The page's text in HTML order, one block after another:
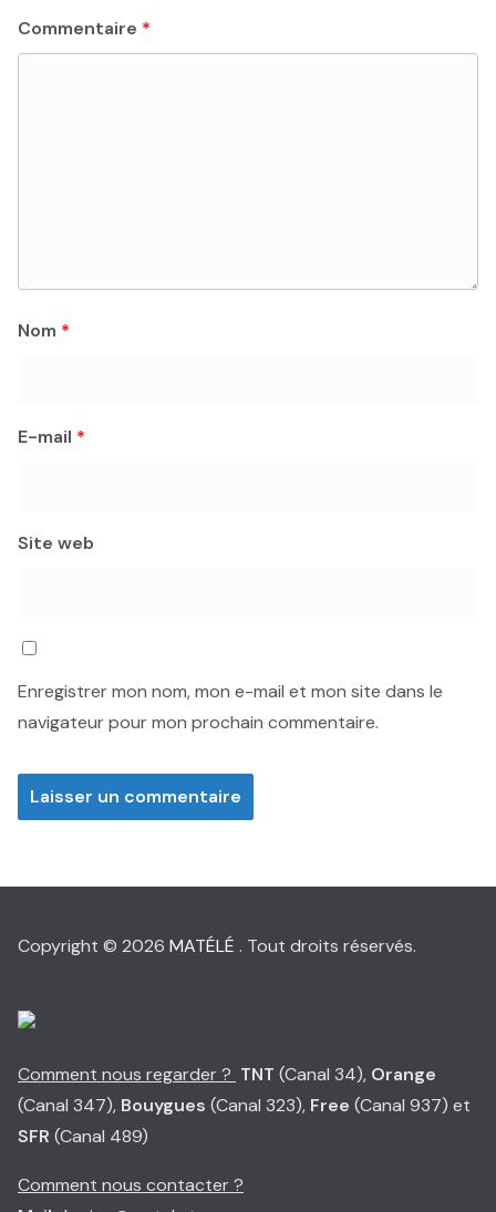
Commentaire *
Nom *
E-mail *
Site web
Enregistrer mon nom, mon e-mail et mon site dans le
navigateur pour mon prochain commentaire.
Copyright © 2026 MATÉLÉ . Tout droits réservés.
Comment nous regarder ? TNT (Canal 34), Orange
(Canal 347), Bouygues (Canal 323), Free (Canal 937) et
SFR (Canal 489)
Comment nous contacter ?